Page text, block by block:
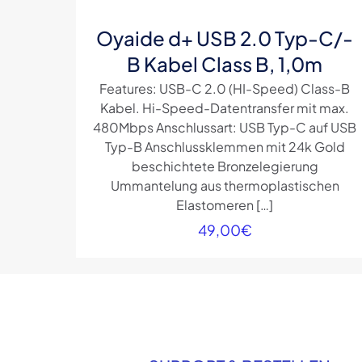
Oyaide d+ USB 2.0 Typ-C/-
B Kabel Class B, 1,0m
Features: USB-C 2.0 (HI-Speed) Class-B
Kabel. Hi-Speed-Datentransfer mit max.
480Mbps Anschlussart: USB Typ-C auf USB
Typ-B Anschlussklemmen mit 24k Gold
beschichtete Bronzelegierung
Ummantelung aus thermoplastischen
Elastomeren […]
49,00€